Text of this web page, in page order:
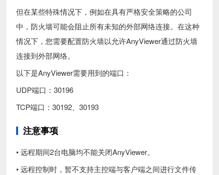
但在某些特殊情况下，例如在具有严格安全策略的公司
中，防火墙可能会阻止所有未知的外部网络连接。在这种
情况下，您需要配置防火墙以允许AnyViewer通过防火墙
连接到外部网络。
以下是AnyViewer需要用到的端口：
UDP端口：30196
TCP端口：30192、30193
注意事项
• 远程期间2台电脑均不能关闭AnyViewer。
• 远程控制时，暂不支持主控端与客户端之间进行文件传